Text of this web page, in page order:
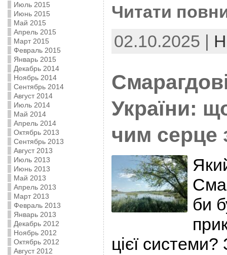
Июль 2015
Июнь 2015
Май 2015
Апрель 2015
Март 2015
Февраль 2015
Январь 2015
Декабрь 2014
Ноябрь 2014
Сентябрь 2014
Август 2014
Июль 2014
Май 2014
Апрель 2014
Октябрь 2013
Сентябрь 2013
Август 2013
Июль 2013
Июнь 2013
Май 2013
Апрель 2013
Март 2013
Февраль 2013
Январь 2013
Декабрь 2012
Ноябрь 2012
Октябрь 2012
Август 2012
Читати
02.10.2025 |
України:
чим серце
би
цієї